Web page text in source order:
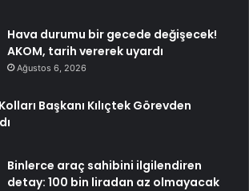
Hava durumu bir gecede değişecek!
AKOM, tarih vererek uyardı
Ağustos 6, 2026
Başkanı Kılıçtek Görevden
Binlerce araç sahibini ilgilendiren
detay: 100 bin liradan az olmayacak